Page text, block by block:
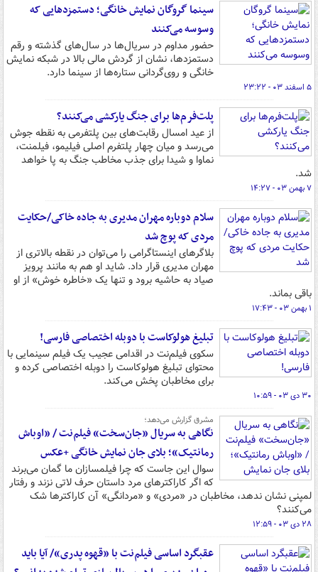
سینما گروگان نمایش خانگی؛ دستمزدهایی که
وسوسه می‌کنند
حضور مداوم در سریال‌ها در سال‌های گذشته و رقم
دستمزدها، نشان از گردش مالی بالا در شبکه نمایش
خانگی و روی‌گردانی ستاره‌ها از سینما دارد.
۵ اسفند ۰۳ - ۲۳:۲۲
پلت‌فرم‌ها برای جنگ یارکشی می‌کنند؟
از عید امسال رقابت‌های بین پلتفرمی به نقطه جوش
می‌رسد و میان چهار پلتفرم اصلی فیلیمو، فیلمنت،
نماوا و شیدا برای جذب مخاطب جنگ به پا خواهد
شد.
۷ بهمن ۰۳ - ۱۴:۲۷
سلام دوباره مهران مدیری به جاده خاکی/حکایت
مردی که پوچ شد
بلاگرهای اینستاگرامی را می‌توان در نقطه بالاتری از
مهران مدیری قرار داد. شاید او هم به مانند پرویز
صیاد به حاشیه برود و تنها یک «خاطره خوش» از او
باقی بماند.
۱ بهمن ۰۳ - ۱۷:۴۳
تبلیغ هولوکاست با دوبله اختصاصی فارسی!
سکوی فیلم‌نت در اقدامی عجیب یک فیلم سینمایی با
محتوای تبلیغ هولوکاست را دوبله اختصاصی کرده و
برای مخاطبان پخش می‌کند.
۳۰ دی ۰۳ - ۱۰:۵۹
مشرق گزارش می‌دهد؛
نگاهی به سریال «جان‌سخت» فیلم‌نت / «اوباش
رمانتیک»؛ بلای جان نمایش خانگی +عکس
سوال این ‌جاست که چرا فیلمسازان ما گمان می‌برند
که اگر کاراکترهای مرد داستان حرف لاتی نزند و رفتار
لمپنی نشان ندهد، مخاطبان در «مردی» و «مردانگی» آن کاراکترها شک
می‌کنند؟
۲۸ دی ۰۳ - ۱۲:۵۹
عقبگرد اساسی فیلم‌نت با «قهوه پدری»/ آیا باید